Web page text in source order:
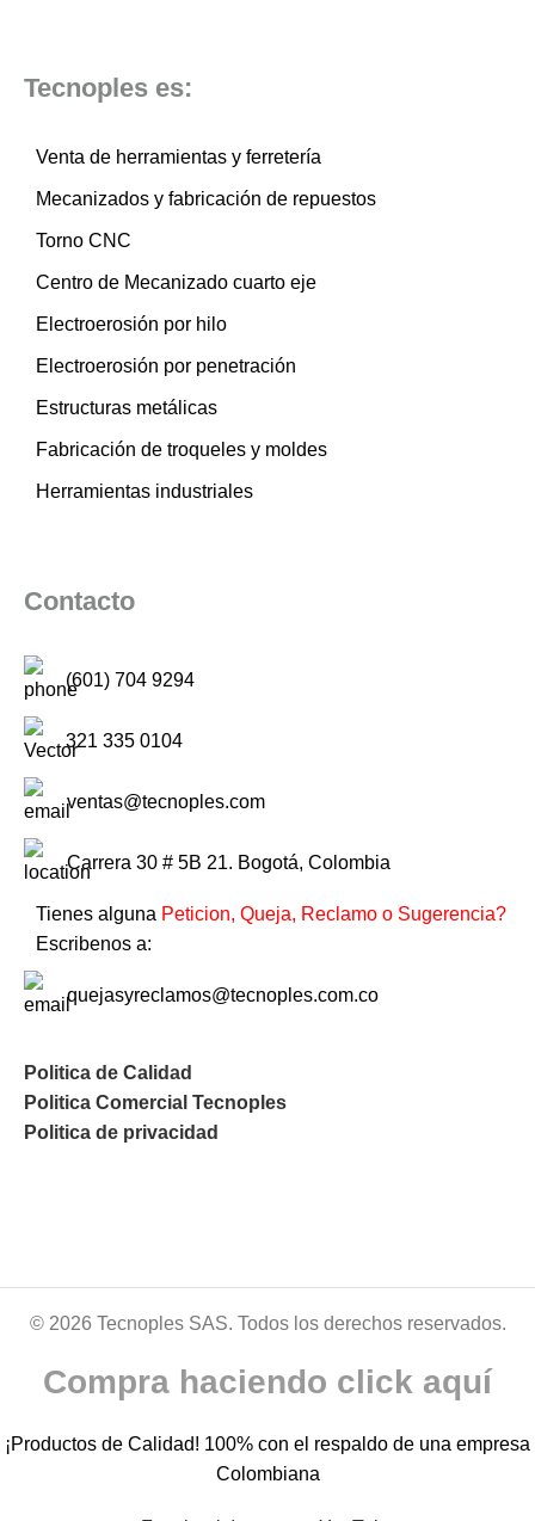
Tecnoples es:
Venta de herramientas y ferretería
Mecanizados y fabricación de repuestos
Torno CNC
Centro de Mecanizado cuarto eje
Electroerosión por hilo
Electroerosión por penetración
Estructuras metálicas
Fabricación de troqueles y moldes
Herramientas industriales
Contacto
(601) 704 9294
321 335 0104
ventas@tecnoples.com
Carrera 30 # 5B 21. Bogotá, Colombia
Tienes alguna Peticion, Queja, Reclamo o Sugerencia?
Escribenos a:
quejasyreclamos@tecnoples.com.co
Politica de Calidad
Politica Comercial Tecnoples
Politica de privacidad
© 2026 Tecnoples SAS. Todos los derechos reservados.
Compra haciendo click aquí
¡Productos de Calidad! 100% con el respaldo de una empresa
Colombiana